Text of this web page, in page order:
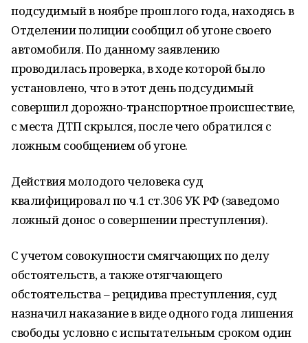
подсудимый в ноябре прошлого года, находясь в
Отделении полиции сообщил об угоне своего
автомобиля. По данному заявлению
проводилась проверка, в ходе которой было
установлено, что в этот день подсудимый
совершил дорожно-транспортное происшествие,
с места ДТП скрылся, после чего обратился с
ложным сообщением об угоне.
Действия молодого человека суд
квалифицировал по ч.1 ст.306 УК РФ (заведомо
ложный донос о совершении преступления).
С учетом совокупности смягчающих по делу
обстоятельств, а также отягчающего
обстоятельства – рецидива преступления, суд
назначил наказание в виде одного года лишения
свободы условно с испытательным сроком один